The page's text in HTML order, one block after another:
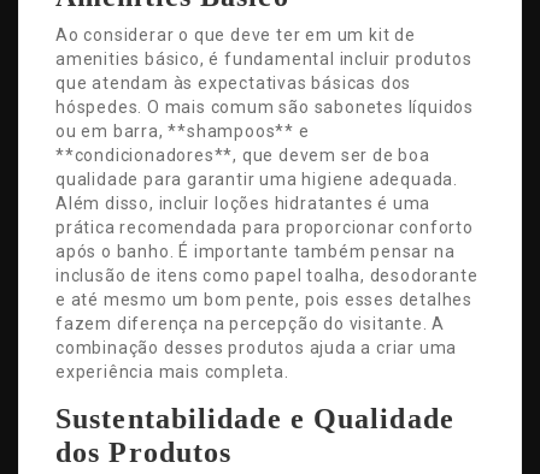
Ao considerar o que deve ter em um kit de
amenities básico, é fundamental incluir produtos
que atendam às expectativas básicas dos
hóspedes. O mais comum são sabonetes líquidos
ou em barra, **shampoos** e
**condicionadores**, que devem ser de boa
qualidade para garantir uma higiene adequada.
Além disso, incluir loções hidratantes é uma
prática recomendada para proporcionar conforto
após o banho. É importante também pensar na
inclusão de itens como papel toalha, desodorante
e até mesmo um bom pente, pois esses detalhes
fazem diferença na percepção do visitante. A
combinação desses produtos ajuda a criar uma
experiência mais completa.
Sustentabilidade e Qualidade
dos Produtos